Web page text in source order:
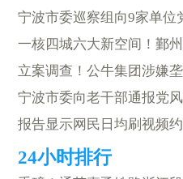
宁波市委巡察组向9家单位
一核四城六大新空间！鄞
立案调查！公牛集团涉嫌
宁波市委向老干部通报党
报告显示网民日均刷视频